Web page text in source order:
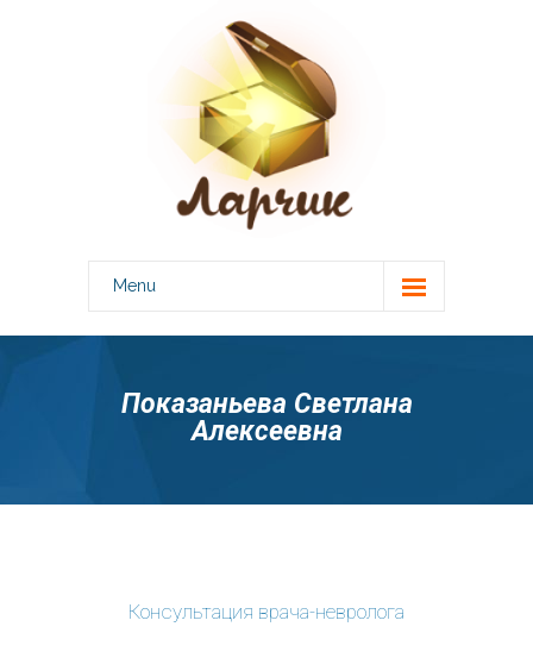
Menu
О центре
Специалисты
Показаньева Светлана
Алексеевна
Консультация врача-невролога